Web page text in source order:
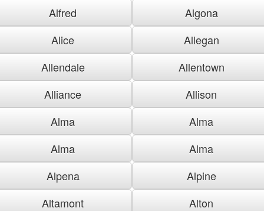
Alfred
Algona
Alice
Allegan
Allendale
Allentown
Alliance
Allison
Alma
Alma
Alma
Alma
Alpena
Alpine
Altamont
Alton